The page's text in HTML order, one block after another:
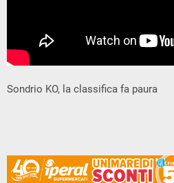
Sondrio KO, la classifica fa paura